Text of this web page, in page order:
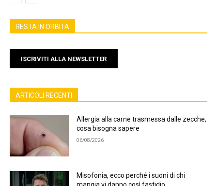
RESTA IN ORBITA
ISCRIVITI ALLA NEWSLETTER
ARTICOLI RECENTI
Allergia alla carne trasmessa dalle zecche,
cosa bisogna sapere
06/08/2026
Misofonia, ecco perché i suoni di chi